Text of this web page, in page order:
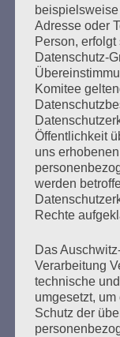
und musste
Bruno D. an die
entziehen?“ Er
Verweigerung]
Partei mitwirkte,
habe. Mehr
sich weigern,
hätte sich zwar
gewusst, wie er
Befehle hätte er
erschossen. Die
dem Wachturm
dass das nicht
er hinzu, dass
Die Richterin
überhaupt
Befehl
nicht gewusst,
Die Richterin
Adresse oder
Person,
Datenschutz-
Komitee
Öffentlichkeit
uns
werden
Rechte
Das
Verarbeitung
technische
umgesetzt,
Schutz der